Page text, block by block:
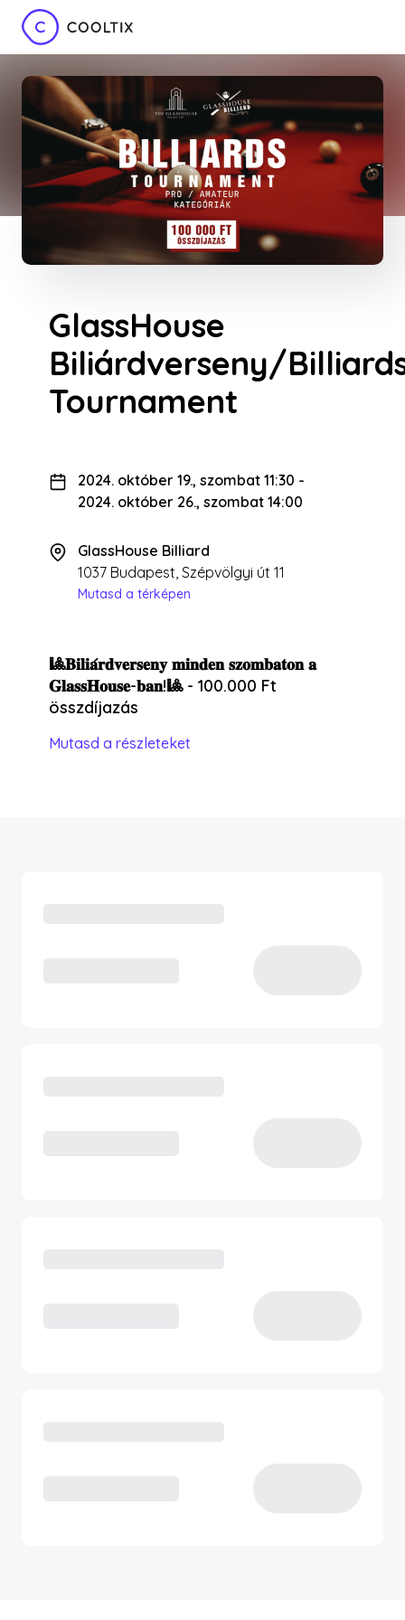
GlassHouse
Biliárdverseny/
Tournament
2024. október 19., szombat 11:30 -
2024. október 26., szombat 14:00
GlassHouse Billiard
1037 Budapest, Szépvölgyi út 11
Mutasd a térképen
🎱𝐁𝐢𝐥𝐢𝐚́𝐫𝐝𝐯𝐞𝐫𝐬𝐞𝐧𝐲 𝐦𝐢𝐧𝐝𝐞𝐧 𝐬𝐳𝐨𝐦𝐛𝐚𝐭𝐨𝐧 𝐚
𝐆𝐥𝐚𝐬𝐬𝐇𝐨𝐮𝐬𝐞-𝐛𝐚𝐧!🎱 - 100.000 Ft
összdíjazás
Mutasd a részleteket